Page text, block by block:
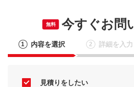
無料 今すぐお問
1 内容を選択 2 詳細を入力
見積りをしたい